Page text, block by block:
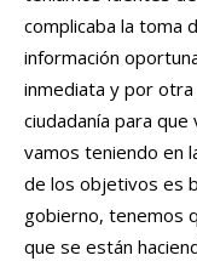
complicaba la toma
información
inmediata y por
ciudadanía para que
vamos teniendo en
de los objetivos es
gobierno, tenemos
que se están